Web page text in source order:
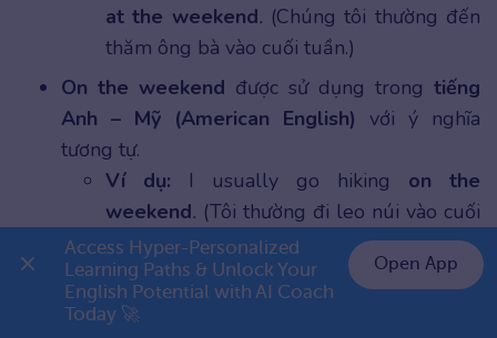
at the weekend. (Chúng tôi thường đến
thăm ông bà vào cuối tuần.)
On the weekend được sử dụng trong tiếng
Anh – Mỹ (American English) với ý nghĩa
tương tự.
Ví dụ: I usually go hiking on the
weekend. (Tôi thường đi leo núi vào cuối
tuần.)
Khi nói về địa điểm
👉 Premium 1 năm chỉ 799K
Access Hyper-Personalized
Learning Paths & Unlock Your
English Potential with AI Coach
Today 🚀
Open App